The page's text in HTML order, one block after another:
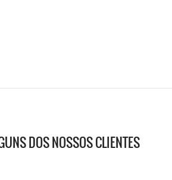
DOS NOSSOS CLIENTES